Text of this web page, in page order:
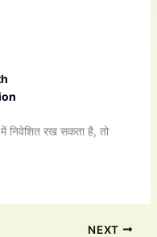
निवेशित रख सकता है, तो
NEXT